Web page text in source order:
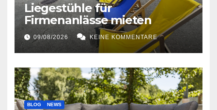
Liegestühle für
Firmenanlässe mieten
09/08/2026 KEINE KOMMENTARE
BLOG NEWS